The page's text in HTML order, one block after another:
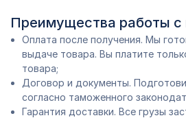
Преимущества работы с
Оплата после получения. Мы
выдаче товара. Вы платите
товара;
Договор и документы.
согласно таможенного
Гарантия доставки. Все грузы